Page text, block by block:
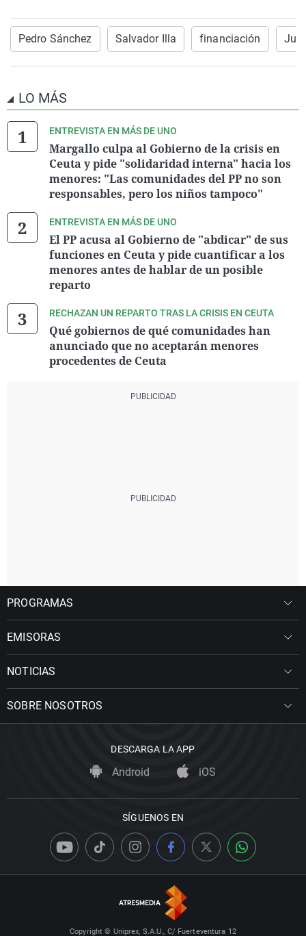
Pedro Sánchez Salvador Illa financiación
LO MÁS
ENTREVISTA EN MÁS DE UNO
Margallo culpa al Gobierno de la crisis en
Ceuta y pide "solidaridad interna" hacia los
menores: "Las comunidades del PP no son
responsables, pero los niños tampoco"
ENTREVISTA EN MÁS DE UNO
El PP acusa al Gobierno de "abdicar" de sus
funciones en Ceuta y pide cuantificar a los
menores antes de hablar de un posible
reparto
RECHAZAN UN REPARTO TRAS LA CRISIS EN CEUTA
Qué gobiernos de qué comunidades han
anunciado que no aceptarán menores
procedentes de Ceuta
PROGRAMAS
EMISORAS
NOTICIAS
SOBRE NOSOTROS
DESCARGA LA APP
Android iOS
SÍGUENOS EN
Copyright © Uniprex, S.A.U., C/ Fuerteventura 12